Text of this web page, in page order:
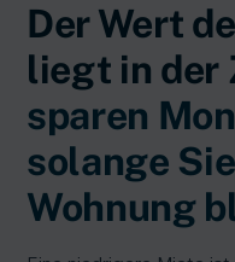
Der Wert
liegt in der
sparen
solange
Wohnung